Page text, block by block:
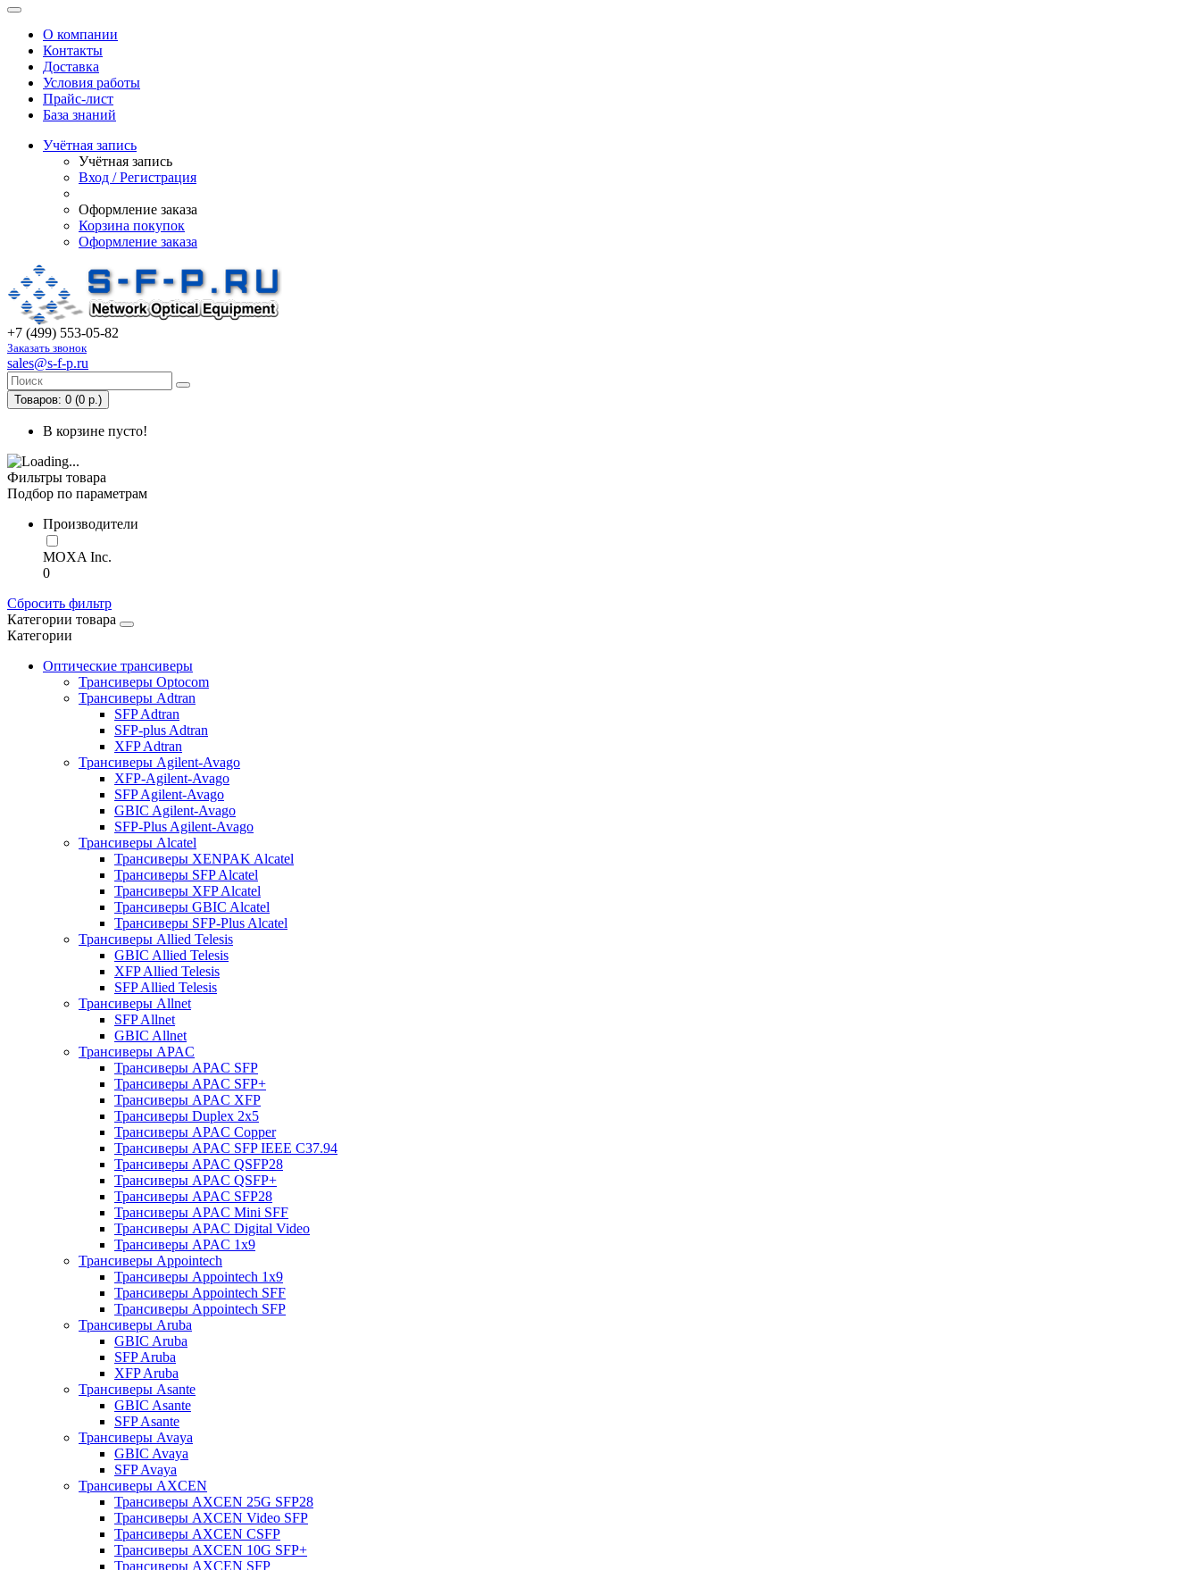
О компании
Контакты
Доставка
Условия работы
Прайс-лист
База знаний
Учётная запись
Учётная запись
Вход / Регистрация
Оформление заказа
Корзина покупок
Оформление заказа
+7 (499) 553-05-82
Заказать звонок
sales@s-f-p.ru
Товаров: 0 (0 р.)
В корзине пусто!
Фильтры товара
Подбор по параметрам
Производители
MOXA Inc.
0
Сбросить фильтр
Категории товара
Категории
Оптические трансиверы
Трансиверы Optocom
Трансиверы Adtran
SFP Adtran
SFP-plus Adtran
XFP Adtran
Трансиверы Agilent-Avago
XFP-Agilent-Avago
SFP Agilent-Avago
GBIC Agilent-Avago
SFP-Plus Agilent-Avago
Трансиверы Alcatel
Трансиверы XENPAK Alcatel
Трансиверы SFP Alcatel
Трансиверы XFP Alcatel
Трансиверы GBIC Alcatel
Трансиверы SFP-Plus Alcatel
Трансиверы Allied Telesis
GBIC Allied Telesis
XFP Allied Telesis
SFP Allied Telesis
Трансиверы Allnet
SFP Allnet
GBIC Allnet
Трансиверы APAC
Трансиверы APAC SFP
Трансиверы APAC SFP+
Трансиверы APAC XFP
Трансиверы Duplex 2x5
Трансиверы APAC Copper
Трансиверы APAC SFP IEEE C37.94
Трансиверы APAC QSFP28
Трансиверы APAC QSFP+
Трансиверы APAC SFP28
Трансиверы APAC Mini SFF
Трансиверы APAC Digital Video
Трансиверы APAC 1x9
Трансиверы Appointech
Трансиверы Appointech 1x9
Трансиверы Appointech SFF
Трансиверы Appointech SFP
Трансиверы Aruba
GBIC Aruba
SFP Aruba
XFP Aruba
Трансиверы Asante
GBIC Asante
SFP Asante
Трансиверы Avaya
GBIC Avaya
SFP Avaya
Трансиверы AXCEN
Трансиверы AXCEN 25G SFP28
Трансиверы AXCEN Video SFP
Трансиверы AXCEN CSFP
Трансиверы AXCEN 10G SFP+
Трансиверы AXCEN SFP